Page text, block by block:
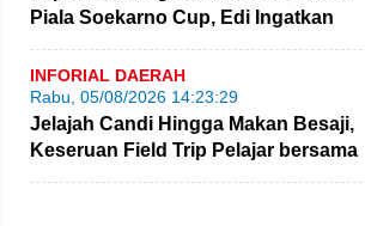
Piala Soekarno Cup, Edi Ingatkan
Pemain Jaga Sportivitas
INFORIAL DAERAH
Rabu, 05/08/2026 14:23:29
Jelajah Candi Hingga Makan Besaji,
Keseruan Field Trip Pelajar bersama
NBT Coal Group